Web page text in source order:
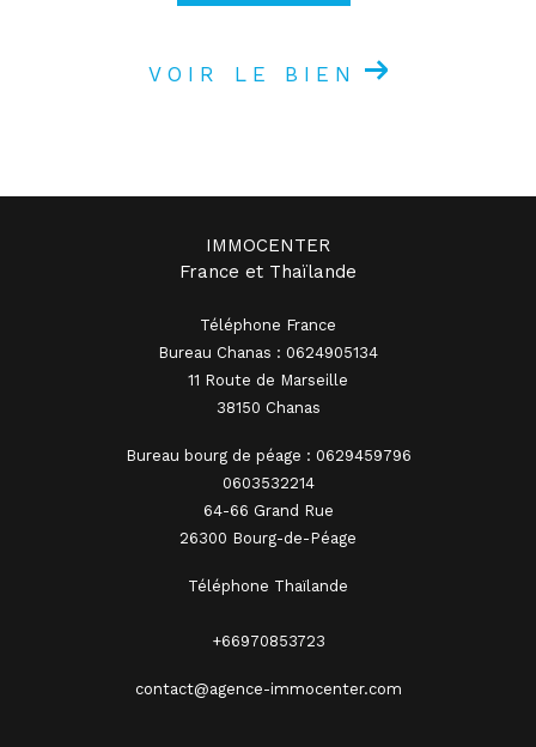
VOIR LE BIEN
IMMOCENTER
France et Thaïlande
Téléphone France
Bureau Chanas : 0624905134
11 Route de Marseille
38150 Chanas
Bureau bourg de péage : 0629459796
0603532214
64-66 Grand Rue
26300 Bourg-de-Péage
Téléphone Thaïlande
+66970853723
contact@agence-immocenter.com